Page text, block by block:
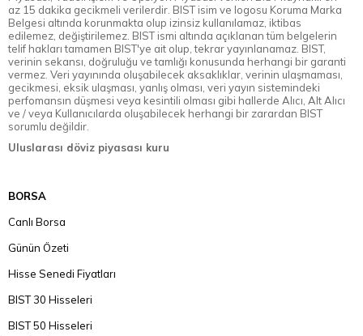
az 15 dakika gecikmeli verilerdir. BIST isim ve logosu Koruma Marka
Belgesi altında korunmakta olup izinsiz kullanılamaz, iktibas
edilemez, değiştirilemez. BIST ismi altında açıklanan tüm belgelerin
telif hakları tamamen BIST'ye ait olup, tekrar yayınlanamaz. BIST,
verinin sekansı, doğruluğu ve tamlığı konusunda herhangi bir garanti
vermez. Veri yayınında oluşabilecek aksaklıklar, verinin ulaşmaması,
gecikmesi, eksik ulaşması, yanlış olması, veri yayın sistemindeki
perfomansın düşmesi veya kesintili olması gibi hallerde Alıcı, Alt Alıcı
ve / veya Kullanıcılarda oluşabilecek herhangi bir zarardan BIST
sorumlu değildir.
Uluslarası döviz piyasası kuru
BORSA
Canlı Borsa
Günün Özeti
Hisse Senedi Fiyatları
BIST 30 Hisseleri
BIST 50 Hisseleri